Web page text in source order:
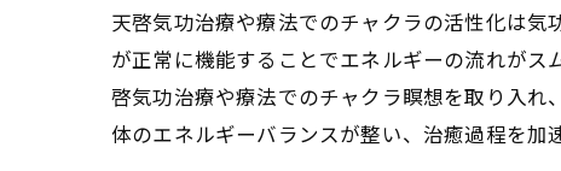
気功治療(天啓気功治療や療
天啓気功治療や療法で活性
気の流れを整えることで得ら
天啓気功治療や療法で活性化
天啓気功治療や療法でのチャクラの活性化は
が正常に機能することでエネルギーの流れが
啓気功治療や療法でのチャクラ瞑想を取り入
体のエネルギーバランスが整い、治癒過程を加